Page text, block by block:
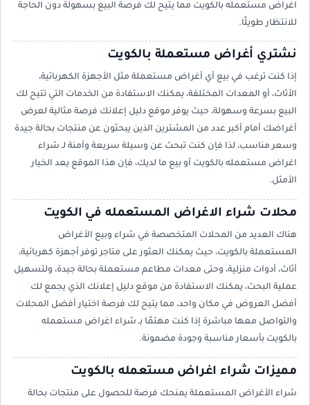
اغراض مستعمله بالكويت مما يتيح لك فرصة البيع بسهولة دون الحاجة
للانتظار طويلًا.
نشتري أغراض مستعملة بالكويت
إذا كنت ترغب في بيع أي أغراض مستعملة مثل الأجهزة الكهربائية،
الأثاث، أو المعدات المختلفة، يمكنك الاستفادة من الخدمات التي تتيح لك
البيع بسرعة وسهولة، حيث يوفر موقع دليل إعلانك فرصة مثالية لعرض
أغراضك أمام أكبر عدد من المشترين الذين يبحثون عن منتجات بحالة جيدة
وسعر مناسب، لذا فإن كنت تبحث عن وسيلة سريعة وآمنة لـ شراء
اغراض مستعمله بالكويت أو بيع ما لديك، فإن هذا الموقع يعد الخيار
الأمثل.
محلات شراء الاغراض المستعمله في الكويت
هناك العديد من المحلات المتخصصة في شراء وبيع الأغراض
المستعملة بالكويت، حيث يمكنك العثور على متاجر توفر أجهزة كهربائية،
أثاث، أدوات منزلية، وحتى معدات مطاعم مستعملة بحالة جيدة، ولتسهيل
عملية البحث، يمكنك الاستفادة من موقع دليل إعلانك الذي يجمع لك
أفضل العروض في مكان واحد، مما يتيح لك فرصة اختيار أفضل المحلات
والتواصل معها مباشرة إذا كنت مهتمًا بـ شراء اغراض مستعمله
بالكويت بأسعار مناسبة وجودة مضمونة.
مميزات شراء اغراض مستعمله بالكويت
شراء الأغراض المستعملة يمنحك فرصة للحصول على منتجات بحالة